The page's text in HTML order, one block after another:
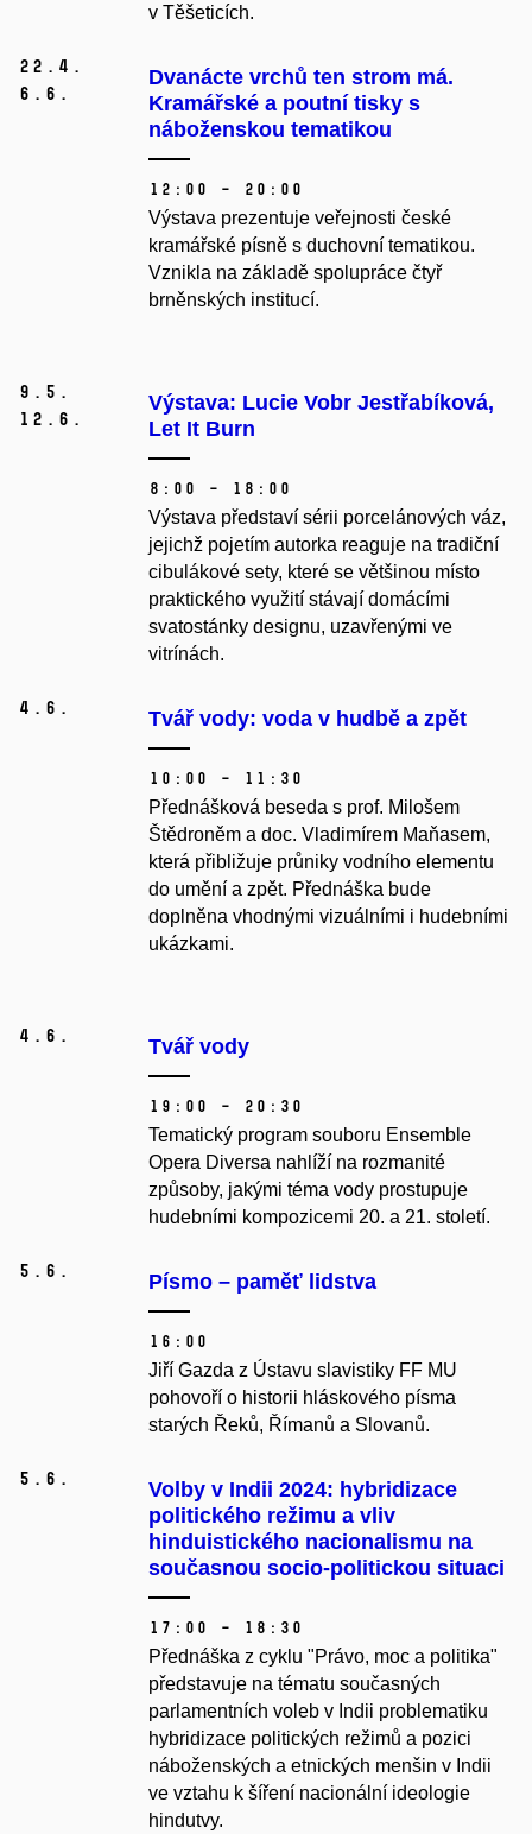
v Těšeticích.
22. 4.
6. 6.
Dvanácte vrchů ten strom má.
Kramářské a poutní tisky s
náboženskou tematikou
12:00 – 20:00
Výstava prezentuje veřejnosti české
kramářské písně s duchovní tematikou.
Vznikla na základě spolupráce čtyř
brněnských institucí.
9. 5.
12. 6.
Výstava: Lucie Vobr Jestřabíková,
Let It Burn
8:00 – 18:00
Výstava představí sérii porcelánových váz,
jejichž pojetím autorka reaguje na tradiční
cibulákové sety, které se většinou místo
praktického využití stávají domácími
svatostánky designu, uzavřenými ve
vitrínách.
4. 6. Tvář vody: voda v hudbě a zpět
10:00 – 11:30
Přednášková beseda s prof. Milošem
Štědroněm a doc. Vladimírem Maňasem,
která přibližuje průniky vodního elementu
do umění a zpět. Přednáška bude
doplněna vhodnými vizuálními i hudebními
ukázkami.
4. 6. Tvář vody
19:00 – 20:30
Tematický program souboru Ensemble
Opera Diversa nahlíží na rozmanité
způsoby, jakými téma vody prostupuje
hudebními kompozicemi 20. a 21. století.
5. 6. Písmo – paměť lidstva
16:00
Jiří Gazda z Ústavu slavistiky FF MU
pohovoří o historii hláskového písma
starých Řeků, Římanů a Slovanů.
5. 6.
Volby v Indii 2024: hybridizace
politického režimu a vliv
hinduistického nacionalismu na
současnou socio-politickou situaci
17:00 – 18:30
Přednáška z cyklu "Právo, moc a politika"
představuje na tématu současných
parlamentních voleb v Indii problematiku
hybridizace politických režimů a pozici
náboženských a etnických menšin v Indii
ve vztahu k šíření nacionální ideologie
hindutvy.